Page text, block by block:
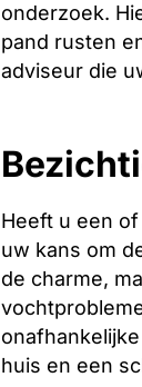
onderzoek.
pand rusten
adviseur die
Heeft u een
uw kans om
de charme,
huis en een